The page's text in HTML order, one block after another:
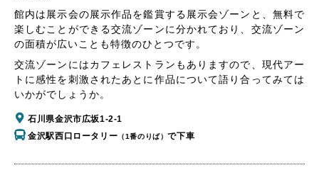
館内は展示会の展示作品を鑑賞する展示会ゾーンと、無料で
楽しむことができる交流ゾーンに分かれており、交流ゾーン
の面積が広いことも特徴のひとつです。
交流ゾーンにはカフェレストランもありますので、現代アー
トに感性を刺激されたあとに作品について語り合ってみては
いかがでしょうか。
石川県金沢市広坂1-2-1
金沢駅西口ロータリー （1番のりば）で下車